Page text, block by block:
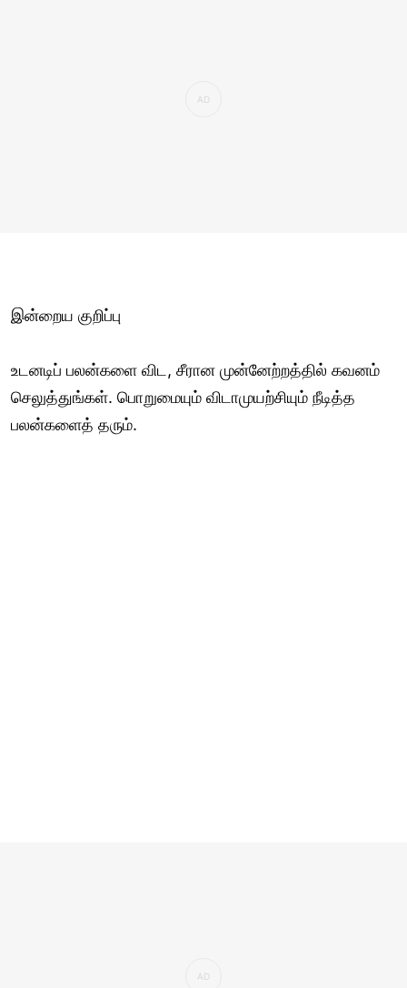
இன்றைய குறிப்பு
உடனடிப் பலன்களை விட, சீரான முன்னேற்றத்தில் கவனம்
செலுத்துங்கள். பொறுமையும் விடாமுயற்சியும் நீடித்த
பலன்களைத் தரும்.